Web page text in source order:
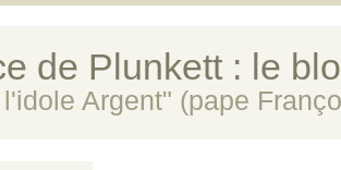
de Plunkett : le
Argent" (pape